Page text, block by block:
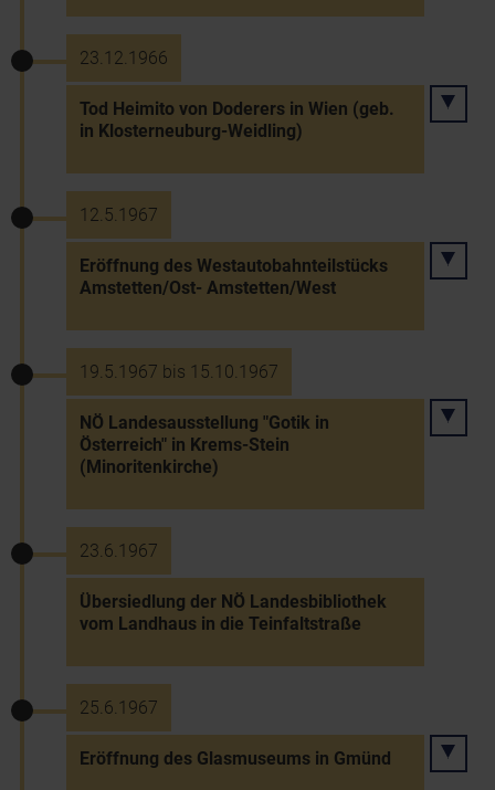
23.12.1966
Tod Heimito von Doderers in Wien (geb.
in Klosterneuburg-Weidling)
12.5.1967
Eröffnung des Westautobahnteilstücks
Amstetten/Ost- Amstetten/West
19.5.1967 bis 15.10.1967
NÖ Landesausstellung "Gotik in
Österreich" in Krems-Stein
(Minoritenkirche)
23.6.1967
Übersiedlung der NÖ Landesbibliothek
vom Landhaus in die Teinfaltstraße
25.6.1967
Eröffnung des Glasmuseums in Gmünd